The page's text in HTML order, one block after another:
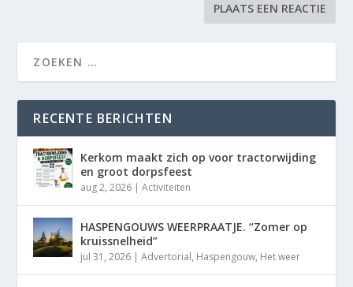
RECENTE BERICHTEN
Kerkom maakt zich op voor tractorwijding
en groot dorpsfeest
aug 2, 2026 |Activiteiten
HASPENGOUWS WEERPRAATJE. “Zomer op
kruissnelheid”
jul 31, 2026 |Advertorial, Haspengouw, Het weer